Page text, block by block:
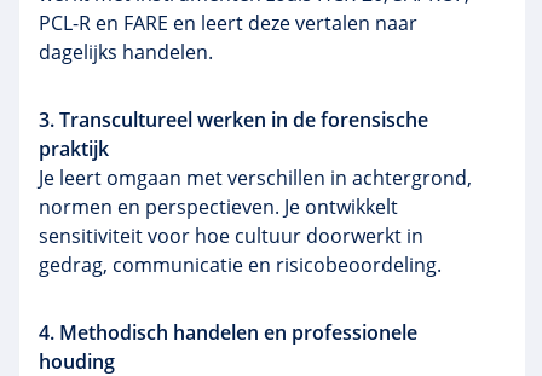
PCL-R en FARE en leert deze vertalen naar
dagelijks handelen.
3. Transcultureel werken in de forensische
praktijk
Je leert omgaan met verschillen in achtergrond,
normen en perspectieven. Je ontwikkelt
sensitiviteit voor hoe cultuur doorwerkt in
gedrag, communicatie en risicobeoordeling.
4. Methodisch handelen en professionele
houding